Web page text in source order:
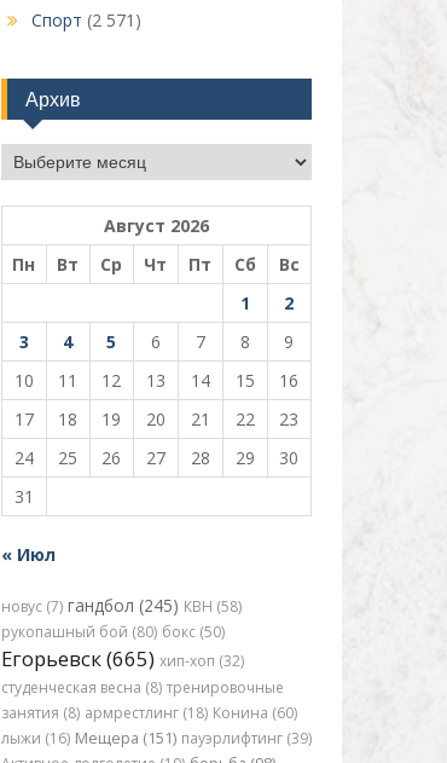
Спорт (2 571)
Архив
Архив
Август 2026
Пн
Вт Ср Чт Пт Сб
Вс
1
2
3
4 5 6 7 8
9
10
11 12 13 14 15
16
17
18 19 20 21 22
23
24
25 26 27 28 29
30
31
« Июл
новус (7) гандбол (245) КВН (58)
рукопашный бой (80) бокс (50)
Егорьевск (665) хип-хоп (32)
студенческая весна (8) тренировочные
занятия (8) армрестлинг (18) Конина (60)
лыжи (16) Мещера (151) пауэрлифтинг (39)